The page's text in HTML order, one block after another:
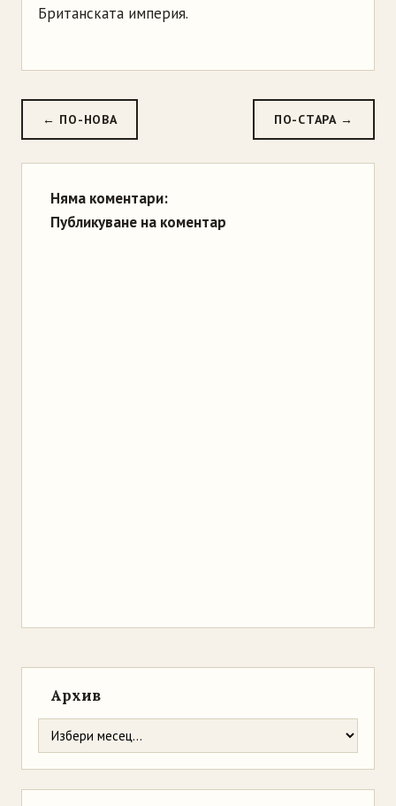
Британската империя.
← ПО-НОВА ПО-СТАРА →
Няма коментари:
Публикуване на коментар
Архив